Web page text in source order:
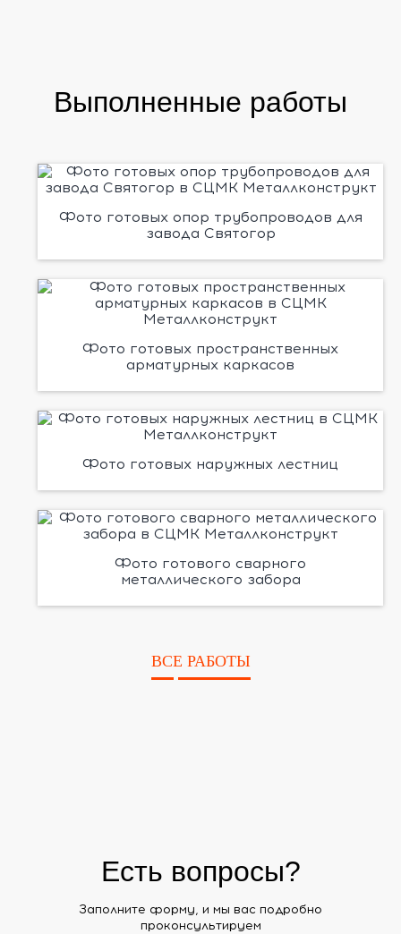
Выполненные работы
Фото готовых опор трубопроводов для
завода Святогор
Фото готовых пространственных
арматурных каркасов
Фото готовых наружных лестниц
Фото готового сварного
металлического забора
ВСЕ РАБОТЫ
Есть вопросы?
Заполните форму, и мы вас подробно
проконсультируем